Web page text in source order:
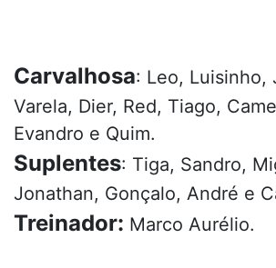
Carvalhosa: Leo, Luisinho,
Varela, Dier, Red, Tiago,
Evandro e Quim.
Suplentes: Tiga, Sandro,
Jonathan, Gonçalo, André e
Treinador: Marco Aurélio.